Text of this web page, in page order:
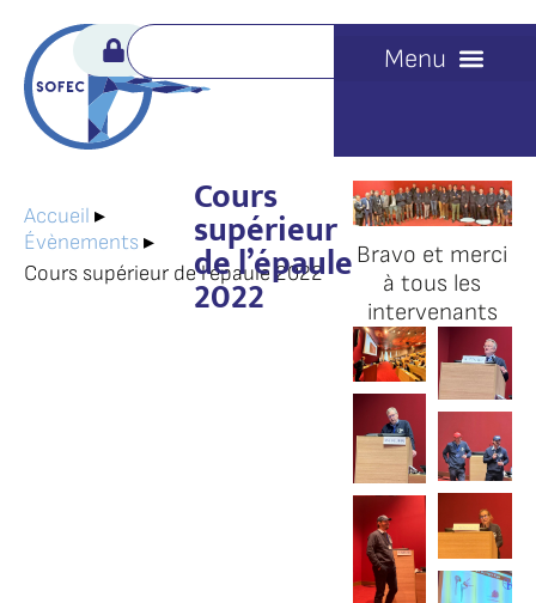
Accueil ▸
Évènements▸
Cours supérieur de l’épaule 2022
Cours
supérieur
de l’épaule
2022
Bravo et merci
à tous les
intervenants